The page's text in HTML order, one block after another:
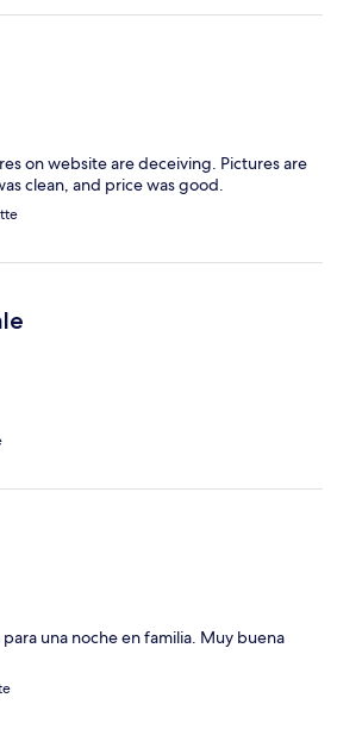
on website are deceiving. Pictures are
clean, and price was good.
una noche en familia. Muy buena